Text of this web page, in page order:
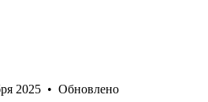
2025 • Обновлено